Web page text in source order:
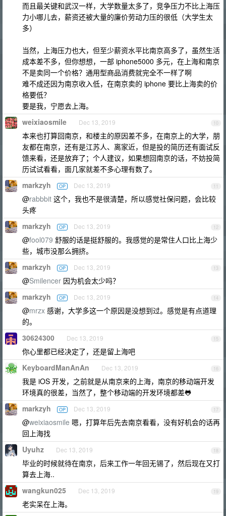
而且最关键和武汉一样，大学数量太多了，竞争压力不比上海压
力小哪儿去，薪资还被大量的廉价劳动力压的很低（大学生太
多）
当然，上海压力也大，但至少薪资水平比南京高多了，虽然生活
成本差不多，但你想想，一部 iphone5000 多元，在上海和南京
不是卖同一个价格？通用型商品消费就完全不一样了啊
难不成还因为南京收入低，在南京卖的 iphone 要比上海卖的价
格要低？
要是我，宁愿去上海。
10
weixiaosmile Dec 13, 2019
本来也打算回南京，和楼主的原因差不多，在南京上的大学，朋
友都在南京，还有是江苏人、离家近，但是投的简历还有面试反
馈来看，还是放弃了；个人建议，如果想回南京的话，不妨投简
历试试看看，面几家就差不多心理有数了。
11
markzyh OP Dec 13, 2019
@rabbbit 这个，我也不是很清楚，所以感觉社保问题，会比较
头疼
12
markzyh OP Dec 13, 2019
@fool079 舒服的话是挺舒服的。我感觉的是常住人口比上海少
些，城市没那么拥挤。
13
markzyh OP Dec 13, 2019
@Smilencer 因为机会太少吗？
14
markzyh OP Dec 13, 2019
@mrzx 感谢，大学多这一个原因是没想到过。感觉是有点道理
的。
15
30624300 Dec 13, 2019
你心里都已经决定了，还是留上海吧
16
KeyboardManAnAn Dec 13, 2019
我是 iOS 开发，之前就是从南京来的上海，南京的移动端开发
环境真的很差，当然了，整个移动端的开发环境都差🐸
17
markzyh OP Dec 13, 2019
@weixiaosmile 嗯，打算年后先去南京看看，没有好机会的话再
回上海找
18
Uyuhz Dec 13, 2019
毕业的时候就待在南京，后来工作一年回无锡了，然后现在又打
算去上海..
19
wangkun025 Dec 13, 2019
老实呆在上海。